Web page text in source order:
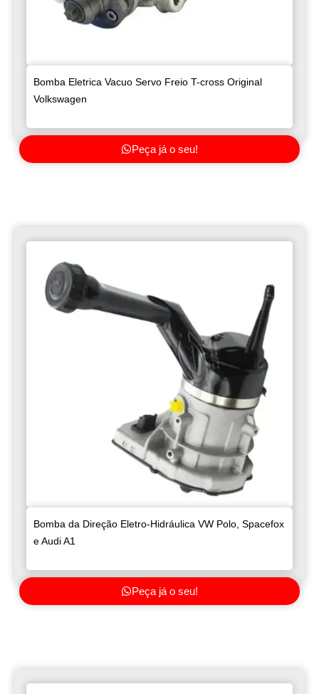
Bomba Eletrica Vacuo Servo Freio T-cross Original
Volkswagen
Peça já o seu!
Bomba da Direção Eletro-Hidráulica VW Polo, Spacefox
e Audi A1
Peça já o seu!